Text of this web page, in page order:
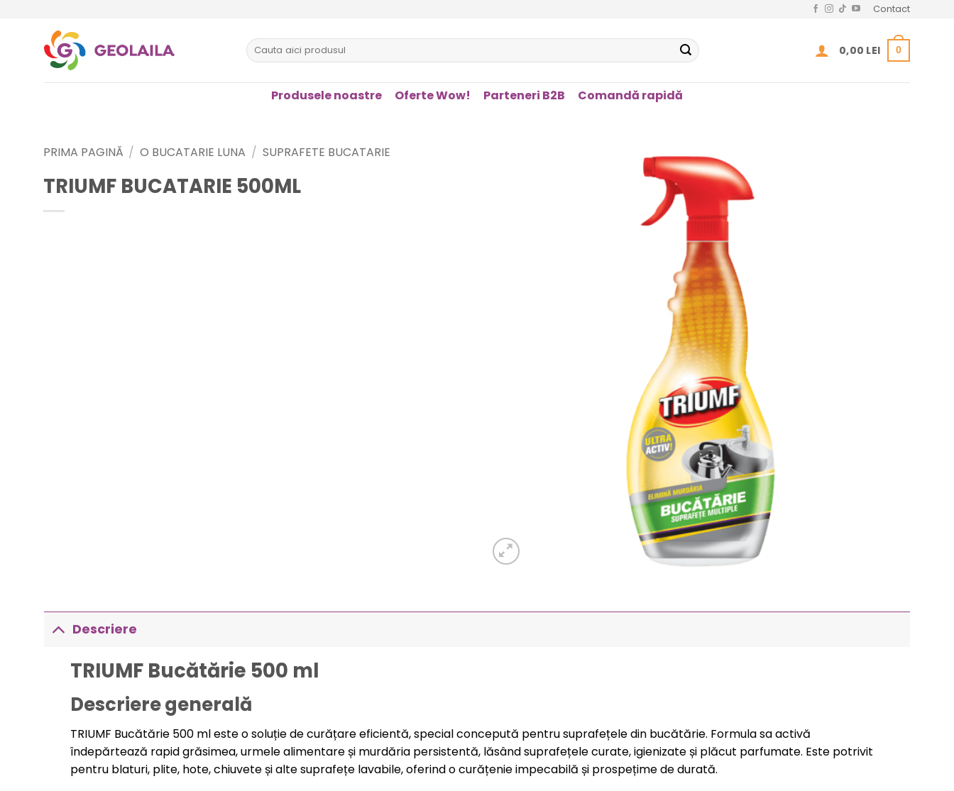
conținut
Contact
Caută
după:
0,00 LEI 0
Produsele noastre Oferte Wow! Parteneri B2B Comandă rapidă
PRIMA PAGINĂ / O BUCATARIE LUNA / SUPRAFETE BUCATARIE
TRIUMF BUCATARIE 500ML
Descriere
TRIUMF Bucătărie 500 ml
Descriere generală
TRIUMF Bucătărie 500 ml este o soluție de curățare eficientă, special concepută pentru suprafețele din bucătărie. Formula sa activă
îndepărtează rapid grăsimea, urmele alimentare și murdăria persistentă, lăsând suprafețele curate, igienizate și plăcut parfumate. Este potrivit
pentru blaturi, plite, hote, chiuvete și alte suprafețe lavabile, oferind o curățenie impecabilă și prospețime de durată.